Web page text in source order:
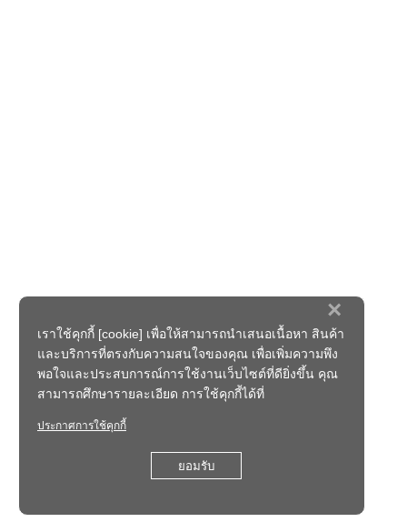
×
เราใช้คุกกี้ [cookie] เพื่อให้สามารถนำเสนอเนื้อหา สินค้า
และบริการที่ตรงกับความสนใจของคุณ เพื่อเพิ่มความพึง
พอใจและประสบการณ์การใช้งานเว็บไซต์ที่ดียิ่งขึ้น คุณ
สามารถศึกษารายละเอียด การใช้คุกกี้ได้ที่
ประกาศการใช้คุกกี้
ยอมรับ